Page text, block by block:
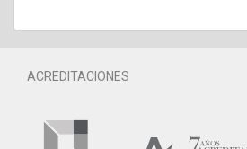
ACREDITACIONES